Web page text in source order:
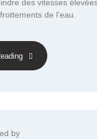
des vitesses
de l’eau.
by